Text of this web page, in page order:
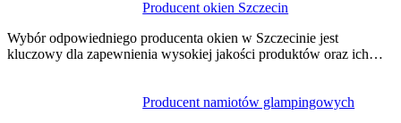
Producent okien Szczecin
Wybór odpowiedniego producenta okien w Szczecinie jest
kluczowy dla zapewnienia wysokiej jakości produktów oraz ich…
Producent namiotów glampingowych